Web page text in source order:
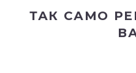
ТАК САМО